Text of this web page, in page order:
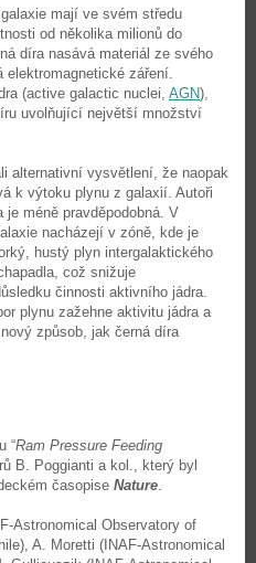
mají ve svém středu
od několika milionů do
díra nasává materiál ze svého
záření.
(active galactic nuclei, AGN),
uvolňující největší množství
alternativní vysvětlení, že naopak
k výtoku plynu z galaxií. Autoři
méně pravděpodobná. V
nacházejí v zóně, kde je
hustý plyn intergalaktického
což snižuje
činnosti aktivního jádra.
plynu zažehne aktivitu jádra a
způsob, jak černá díra
“Ram Pressure Feeding
B. Poggianti a kol., který byl
časopise Nature.
Astronomical Observatory of
A. Moretti (INAF-Astronomical